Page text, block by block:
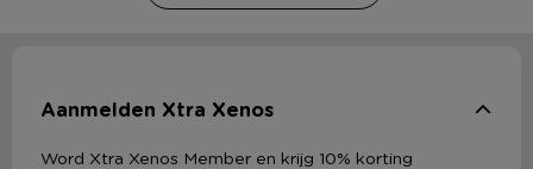
Aanmelden Xtra Xenos
Word Xtra Xenos Member en krijg 10% korting